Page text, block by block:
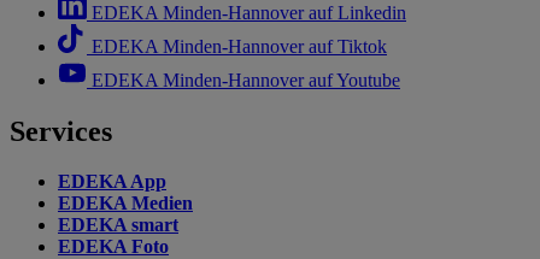
EDEKA Minden-Hannover auf Linkedin
EDEKA Minden-Hannover auf Tiktok
EDEKA Minden-Hannover auf Youtube
Services
EDEKA App
EDEKA Medien
EDEKA smart
EDEKA Foto